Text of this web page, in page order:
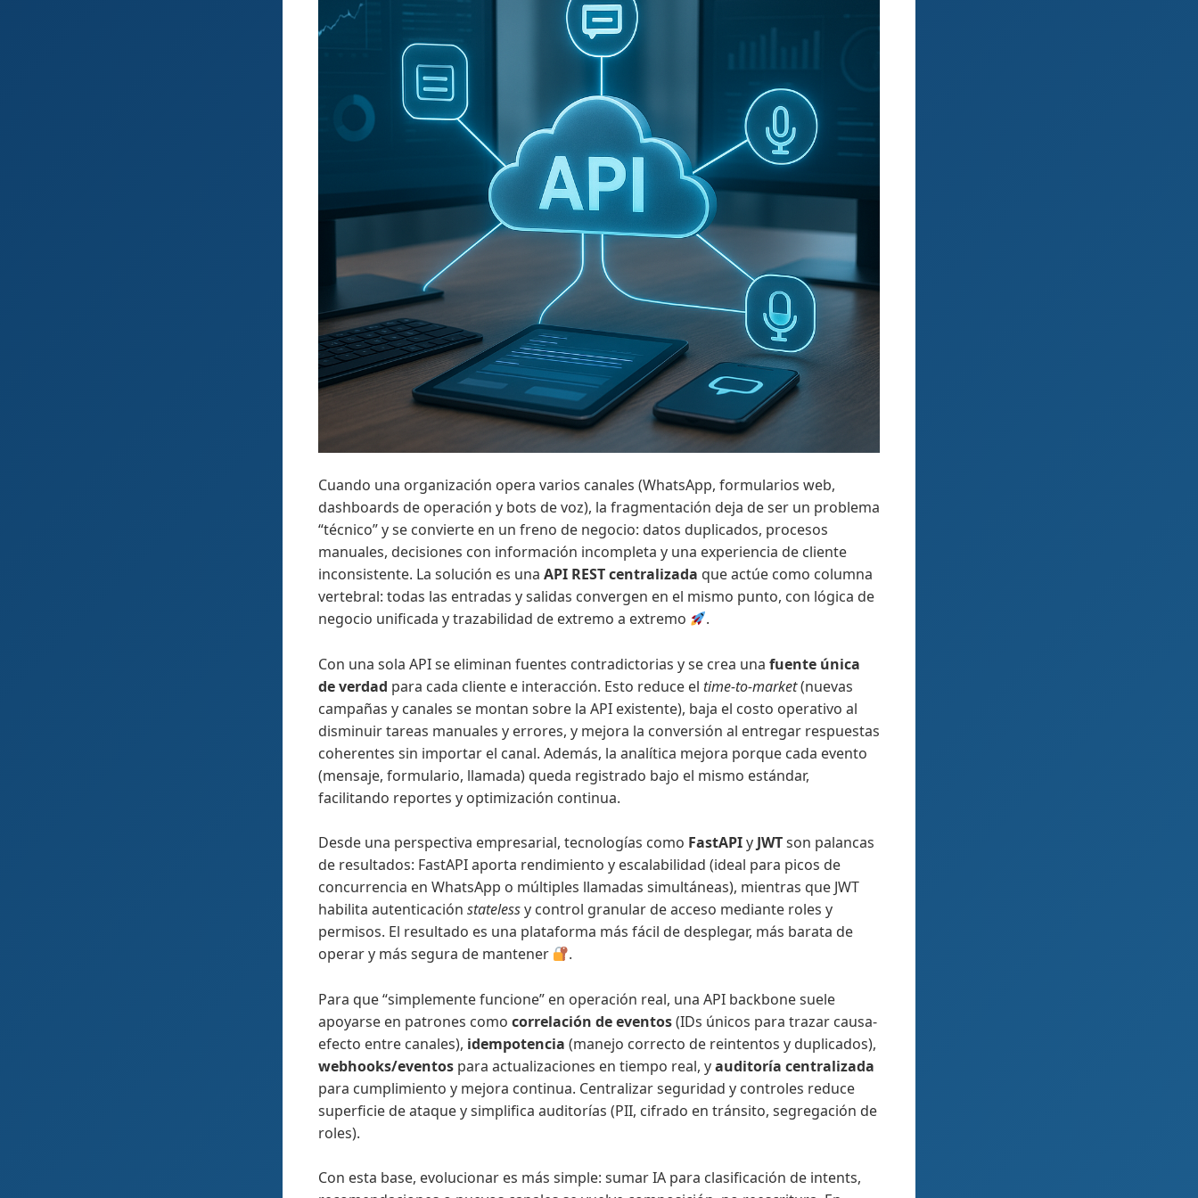
Cuando una organización opera varios canales (WhatsApp, formularios web,
dashboards de operación y bots de voz), la fragmentación deja de ser un problema
“técnico” y se convierte en un freno de negocio: datos duplicados, procesos
manuales, decisiones con información incompleta y una experiencia de cliente
inconsistente. La solución es una API REST centralizada que actúe como columna
vertebral: todas las entradas y salidas convergen en el mismo punto, con lógica de
negocio unificada y trazabilidad de extremo a extremo
.
Con una sola API se eliminan fuentes contradictorias y se crea una fuente única
de verdad para cada cliente e interacción. Esto reduce el time-to-market(nuevas
campañas y canales se montan sobre la API existente), baja el costo operativo al
disminuir tareas manuales y errores, y mejora la conversión al entregar respuestas
coherentes sin importar el canal. Además, la analítica mejora porque cada evento
(mensaje, formulario, llamada) queda registrado bajo el mismo estándar,
facilitando reportes y optimización continua.
Desde una perspectiva empresarial, tecnologías como FastAPIy JWTson palancas
de resultados: FastAPI aporta rendimiento y escalabilidad (ideal para picos de
concurrencia en WhatsApp o múltiples llamadas simultáneas), mientras que JWT
habilita autenticación statelessy control granular de acceso mediante roles y
permisos. El resultado es una plataforma más fácil de desplegar, más barata de
operar y más segura de mantener
.
Para que “simplemente funcione” en operación real, una API backbone suele
apoyarse en patrones como correlación de eventos(IDs únicos para trazar causa-
efecto entre canales), idempotencia (manejo correcto de reintentos y duplicados),
webhooks/eventos para actualizaciones en tiempo real, yauditoría centralizada
para cumplimiento y mejora continua. Centralizar seguridad y controles reduce
superficie de ataque y simplifica auditorías (PII, cifrado en tránsito, segregación de
roles).
Con esta base, evolucionar es más simple: sumar IA para clasificación de intents,